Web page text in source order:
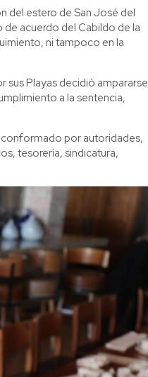
del estero de San José del
de acuerdo del Cabildo de la
ni tampoco en la
sus Playas decidió ampararse
a la sentencia,
conformado por autoridades,
tesorería, sindicatura,